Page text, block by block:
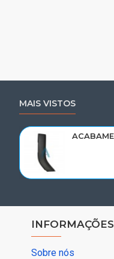
MAIS VISTOS
INFORMAÇÕES
Sobre nós